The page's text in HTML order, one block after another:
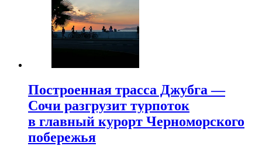
Построенная трасса Джубга —
Сочи разгрузит турпоток
в главный курорт Черноморского
побережья